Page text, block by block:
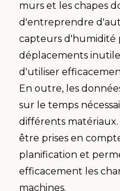
murs et les chapes
d'entreprendre
capteurs d'humidité
déplacements
d'utiliser
En outre, les
sur le temps
différents
être prises en
planification et
efficacement les
machines.